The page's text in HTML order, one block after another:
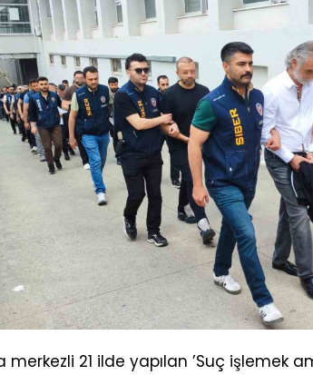
merkezli 21 ilde yapılan ’Suç işlemek